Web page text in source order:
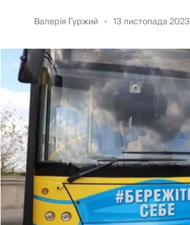
Валерія Гуржий 13 листопада 2023